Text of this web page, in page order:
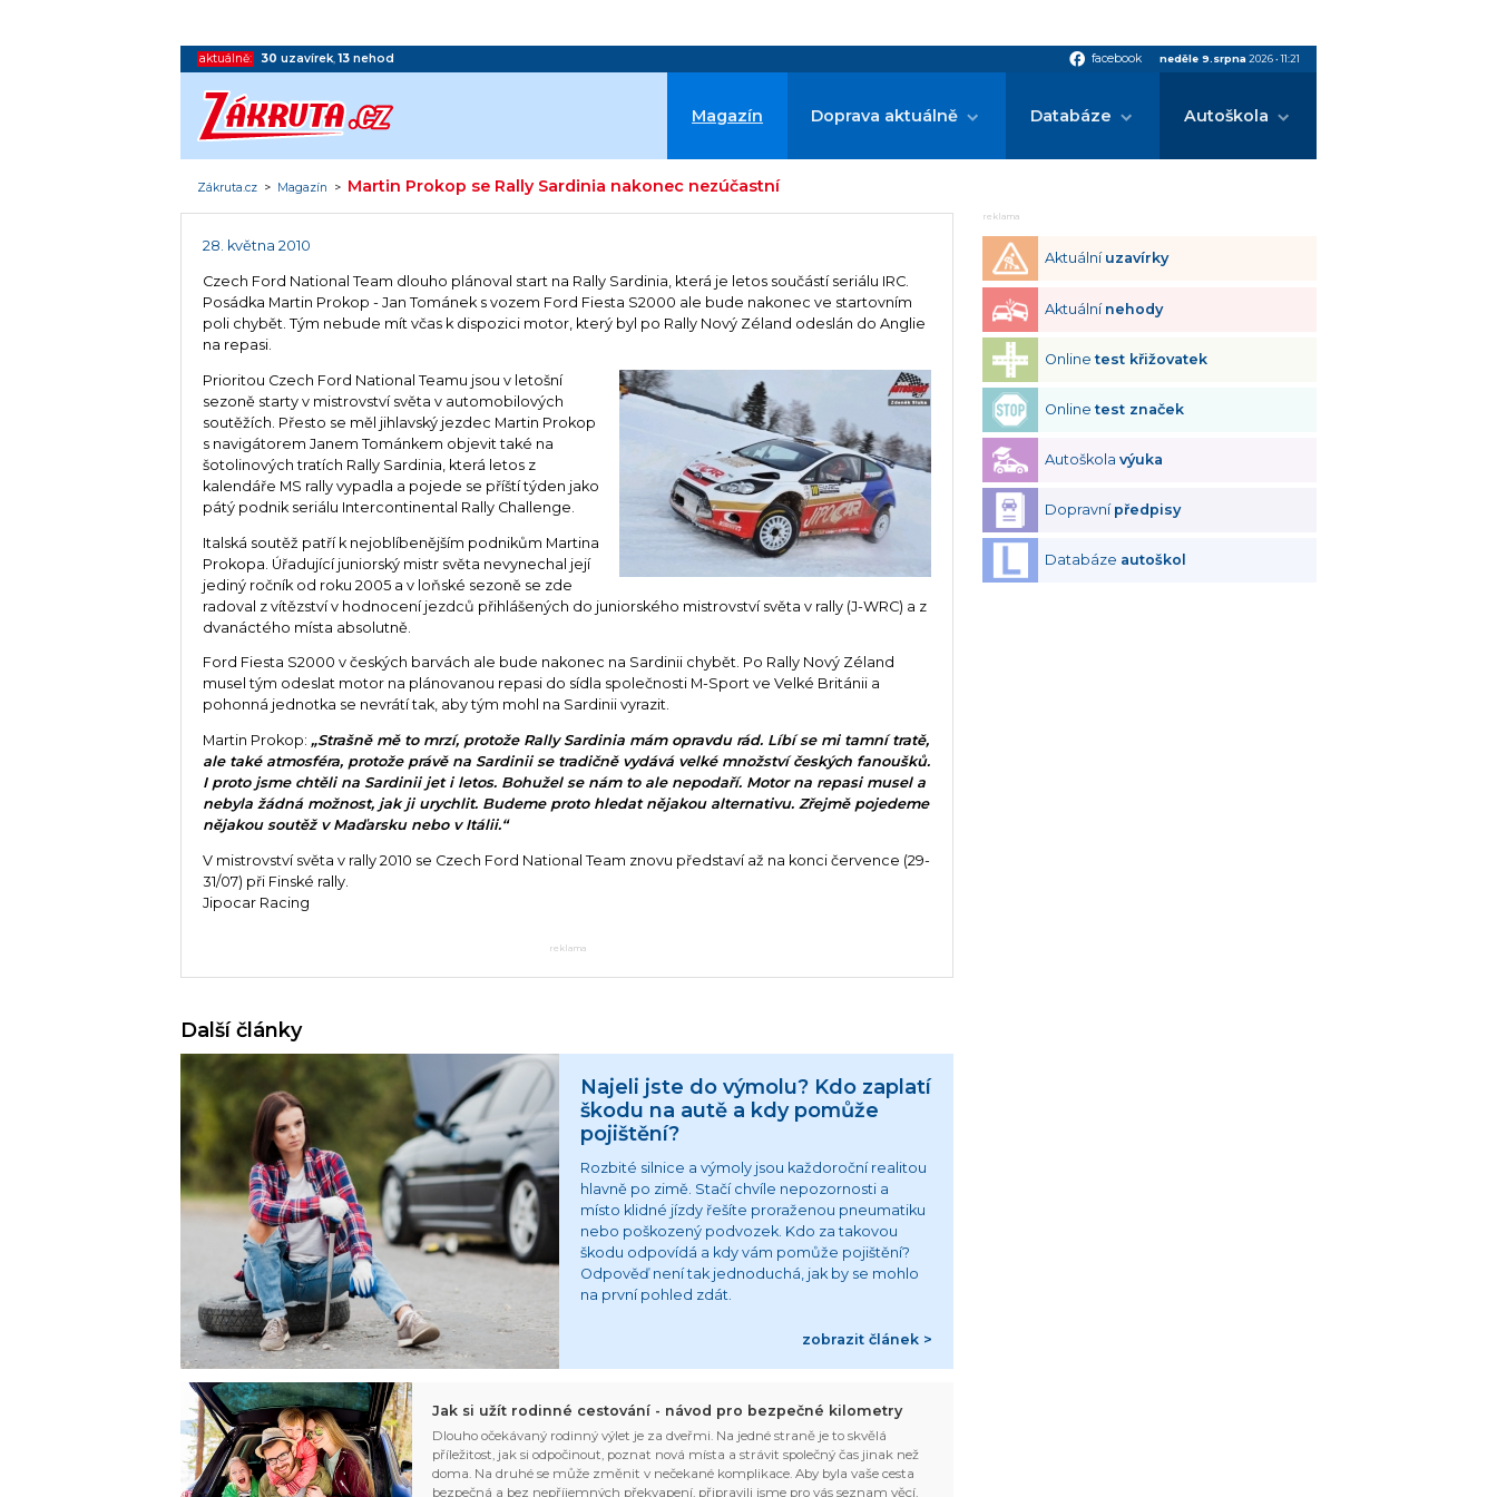
aktuálně: 30 uzavírek,13 nehod facebook facebook neděle 9.srpna 2026•11:21
Magazín Doprava aktuálně Databáze Autoškola
Zákruta.cz > Magazín > Martin Prokop se Rally Sardinia nakonec nezúčastní
28. května 2010
Czech Ford National Team dlouho plánoval start na Rally Sardinia, která je letos součástí seriálu IRC.
Posádka Martin Prokop - Jan Tománek s vozem Ford Fiesta S2000 ale bude nakonec ve startovním
poli chybět. Tým nebude mít včas k dispozici motor, který byl po Rally Nový Zéland odeslán do Anglie
na repasi.
Prioritou Czech Ford National Teamu jsou v letošní
sezoně starty v mistrovství světa v automobilových
soutěžích. Přesto se měl jihlavský jezdec Martin Prokop
s navigátorem Janem Tománkem objevit také na
šotolinových tratích Rally Sardinia, která letos z
kalendáře MS rally vypadla a pojede se příští týden jako
pátý podnik seriálu Intercontinental Rally Challenge.
Italská soutěž patří k nejoblíbenějším podnikům Martina
Prokopa. Úřadující juniorský mistr světa nevynechal její
jediný ročník od roku 2005 a v loňské sezoně se zde
radoval z vítězství v hodnocení jezdců přihlášených do juniorského mistrovství světa v rally (J-WRC) a z
dvanáctého místa absolutně.
Ford Fiesta S2000 v českých barvách ale bude nakonec na Sardinii chybět. Po Rally Nový Zéland
musel tým odeslat motor na plánovanou repasi do sídla společnosti M-Sport ve Velké Británii a
pohonná jednotka se nevrátí tak, aby tým mohl na Sardinii vyrazit.
Martin Prokop:„Strašně mě to mrzí, protože Rally Sardinia mám opravdu rád. Líbí se mi tamní tratě,
ale také atmosféra, protože právě na Sardinii se tradičně vydává velké množství českých fanoušků.
I proto jsme chtěli na Sardinii jet i letos. Bohužel se nám to ale nepodaří. Motor na repasi musel a
nebyla žádná možnost, jak ji urychlit. Budeme proto hledat nějakou alternativu. Zřejmě pojedeme
nějakou soutěž v Maďarsku nebo v Itálii.“
V mistrovství světa v rally 2010 se Czech Ford National Team znovu představí až na konci července (29-
31/07) při Finské rally.
Jipocar Racing
reklama
Další články
Najeli jste do výmolu? Kdo zaplatí
škodu na autě a kdy pomůže
pojištění?
Rozbité silnice a výmoly jsou každoroční realitou
hlavně po zimě. Stačí chvíle nepozornosti a
místo klidné jízdy řešíte proraženou pneumatiku
nebo poškozený podvozek. Kdo za takovou
škodu odpovídá a kdy vám pomůže pojištění?
Odpověď není tak jednoduchá, jak by se mohlo
na první pohled zdát.
zobrazit článek >
Jak si užít rodinné cestování - návod pro bezpečné kilometry
Dlouho očekávaný rodinný výlet je za dveřmi. Na jedné straně je to skvělá
příležitost, jak si odpočinout, poznat nová místa a strávit společný čas jinak než
doma. Na druhé se může změnit v nečekané komplikace. Aby byla vaše cesta
bezpečná a bez nepříjemných překvapení, připravili jsme pro vás seznam věcí,
reklama
Aktuální uzavírky
Aktuální nehody
Onlinetest křižovatek
Onlinetest značek
Autoškolavýuka
Dopravní předpisy
Databáze autoškol